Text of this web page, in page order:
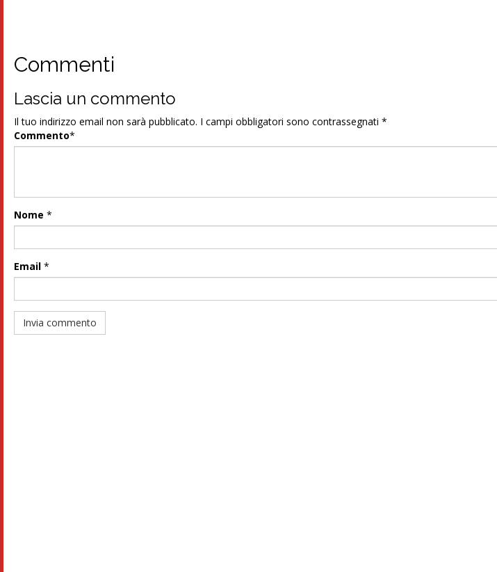
Commenti
Lascia un commento
Il tuo indirizzo email non sarà pubblicato. I campi obbligatori sono contrassegnati*
Commento*
Nome *
Email *